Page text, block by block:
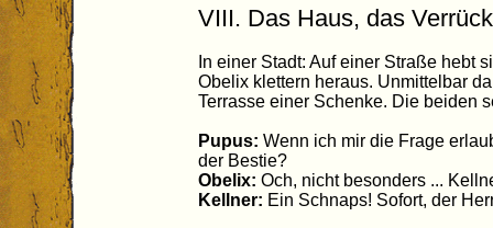
VIII. Das Haus, das
In einer Stadt: Auf einer Straße hebt
Obelix klettern heraus. Unmittelbar
Terrasse einer Schenke. Die beiden
Pupus: Wenn ich mir die Frage
der Bestie?
Obelix: Och, nicht besonders ...
Kellner: Ein Schnaps! Sofort, der